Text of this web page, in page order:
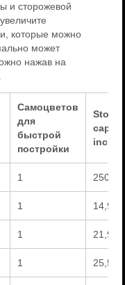
и сторожевой
которые можно
может
нажав на
Самоцветов
для
быстрой
постройки
1 2500
1 14,900
1 21,900
1 25,500